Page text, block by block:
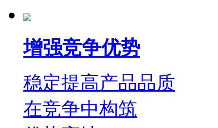
增强竞争优势
稳定提高产品品质
在竞争中构筑